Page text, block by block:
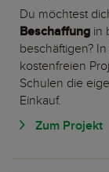
Du möchtest
Beschaffung in
beschäftigen?
kostenfreien
Schulen die
Einkauf.
Zum Projekt